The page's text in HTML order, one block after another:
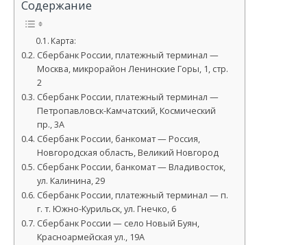
Содержание
Карта:
Сбербанк России, платежный терминал —
Москва, микрорайон Ленинские Горы, 1, стр.
2
Сбербанк России, платежный терминал —
Петропавловск-Камчатский, Космический
пр., 3А
Сбербанк России, банкомат — Россия,
Новгородская область, Великий Новгород
Сбербанк России, банкомат — Владивосток,
ул. Калинина, 29
Сбербанк России, платежный терминал — п.
г. т. Южно-Курильск, ул. Гнечко, 6
Сбербанк России — село Новый Буян,
Красноармейская ул., 19А